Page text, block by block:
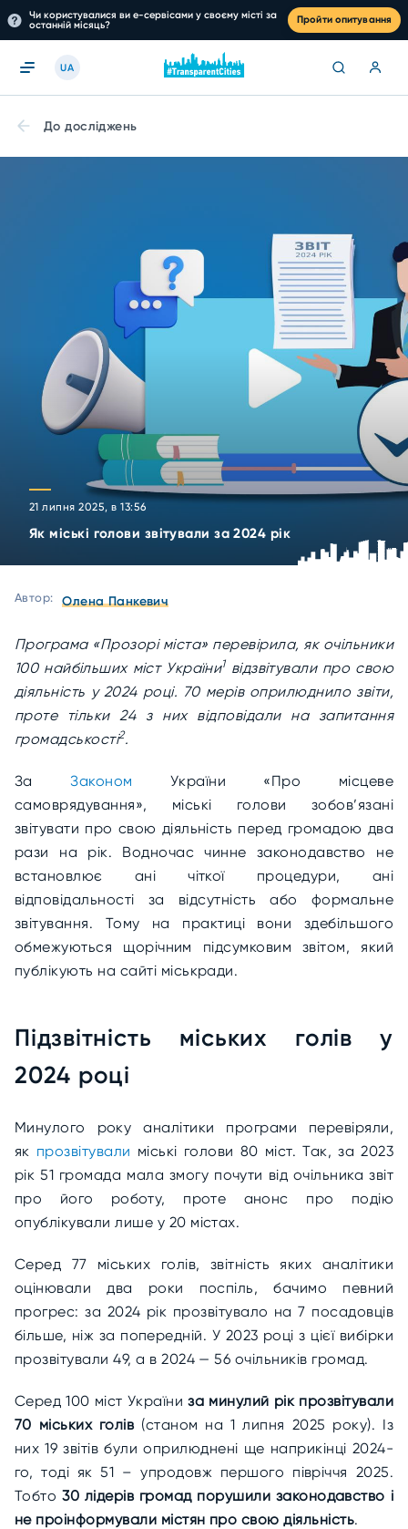
Чи користувалися ви е-сервісами у своєму місті за
останній місяць?
Пройти опитування
UA
До досліджень
21 липня 2025, в 13:56
Як міські голови звітували за 2024 рік
Автор: Олена Панкевич
Програма «Прозорі міста» перевірила, як очільники
100 найбільших міст України1відзвітували про свою
діяльність у 2024 році. 70 мерів оприлюднило звіти,
проте тільки 24 з них відповідали на запитання
громадськості2.
ЗаЗаконом України «Про місцеве
самоврядування», міські голови зобов’язані
звітувати про свою діяльність перед громадою два
рази на рік. Водночас чинне законодавство не
встановлює ані чіткої процедури, ані
відповідальності за відсутність або формальне
звітування. Тому на практиці вони здебільшого
обмежуються щорічним підсумковим звітом, який
публікують на сайті міськради.
Підзвітність міських голів у
2024 році
Минулого року аналітики програми перевіряли,
як прозвітували міські голови 80 міст. Так, за 2023
рік 51 громада мала змогу почути від очільника звіт
про його роботу, проте анонс про подію
опублікували лише у 20 містах.
Серед 77 міських голів, звітність яких аналітики
оцінювали два роки поспіль, бачимо певний
прогрес: за 2024 рік прозвітувало на 7 посадовців
більше, ніж за попередній. У 2023 році з цієї вибірки
прозвітували 49, а в 2024 — 56 очільників громад.
Серед 100 міст Україниза минулий рік прозвітували
70 міських голів (станом на 1 липня 2025 року). Із
них 19 звітів були оприлюднені ще наприкінці 2024-
го, тоді як 51 – упродовж першого півріччя 2025.
Тобто30 лідерів громад порушили законодавство і
не проінформували містян про свою діяльність.